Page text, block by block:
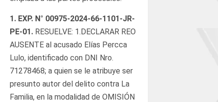
1. EXP. N° 00975-2024-66-1101-JR-
PE-01. RESUELVE: 1.DECLARAR REO
AUSENTE al acusado Elías Percca
Lulo, identificado con DNI Nro.
71278468; a quien se le atribuye ser
presunto autor del delito contra La
Familia, en la modalidad de OMISIÓN